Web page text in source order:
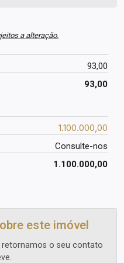
a alteração.
93,00
93,00
1.100.000,00
Consulte-nos
1.100.000,00
este imóvel
retornamos o seu contato